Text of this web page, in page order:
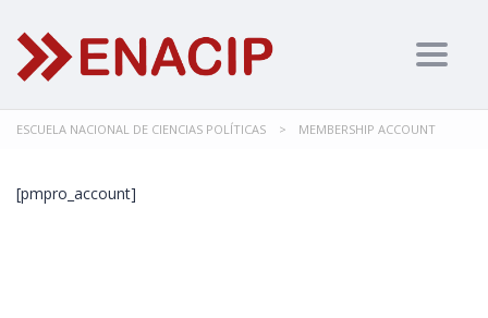
ESCUELA NACIONAL DE CIENCIAS POLÍTICAS > MEMBERSHIP ACCOUNT
[pmpro_account]